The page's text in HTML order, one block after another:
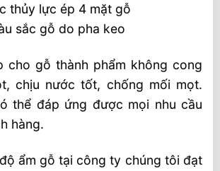
thủy lực ép 4 mặt gỗ
sắc gỗ do pha keo
cho gỗ thành phẩm không cong
chịu nước tốt, chống mối mọt.
thể đáp ứng được mọi nhu cầu
hàng.
ẩm gỗ tại công ty chúng tôi đạt